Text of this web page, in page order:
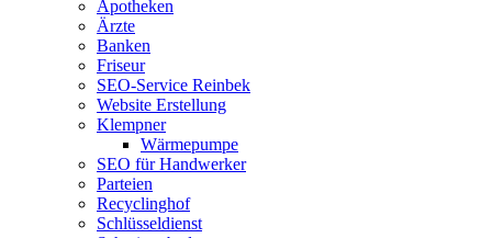
Apotheken
Ärzte
Banken
Friseur
SEO-Service Reinbek
Website Erstellung
Klempner
Wärmepumpe
SEO für Handwerker
Parteien
Recyclinghof
Schlüsseldienst